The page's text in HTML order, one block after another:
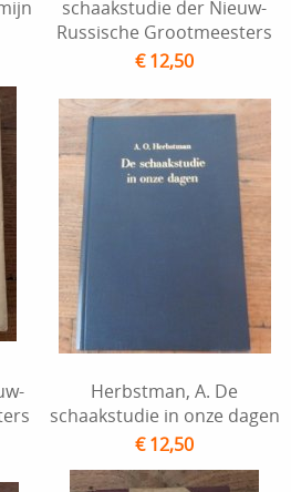
schaakstudie der Nieuw-
Russische Grootmeesters
€ 12,50
Herbstman, A. De
schaakstudie in onze dagen
€ 12,50